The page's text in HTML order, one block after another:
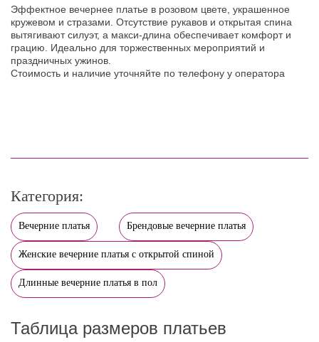
Эффектное вечернее платье в розовом цвете, украшенное
кружевом и стразами. Отсутствие рукавов и открытая спина
вытягивают силуэт, а макси-длина обеспечивает комфорт и
грацию. Идеально для торжественных мероприятий и
праздничных ужинов.
Стоимость и наличие уточняйте по телефону у оператора
Категория:
Вечерние платья Брендовые вечерние платья
Женские вечерние платья с открытой спиной
Длинные вечерние платья в пол
Таблица размеров платьев